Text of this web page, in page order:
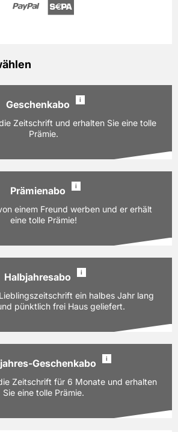
Geschenkabo i
Zeitschrift und erhalten Sie eine tolle
Prämie.
Hefte für je z.Zt. 18,00 EUR
12 Monate
EUR
inkl. gesetzl. MwSt. & Versand
auswählen
Prämienabo i
einem Freund werben und er erhält
eine tolle Prämie!
Hefte für je z.Zt. 18,00 EUR
Monate
EUR
gesetzl. MwSt. & Versand
Prämie auswählen
Halbjahresabo i
ein halbes Jahr lang
pünktlich frei Haus geliefert.
Hefte für je z.Zt. 18,00 EUR
6 Monate
Geschenkabo i
Zeitschrift für 6 Monate und erhalten
Sie eine tolle Prämie.